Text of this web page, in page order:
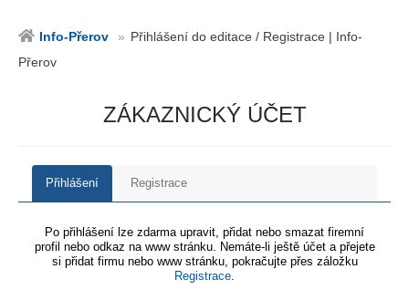
Info-Přerov
Přihlášení do editace / Registrace | Info-
Přerov
ZÁKAZNICKÝ ÚČET
Přihlášení Registrace
Po přihlášení lze zdarma upravit, přidat nebo smazat firemní
profil nebo odkaz na www stránku. Nemáte-li ještě účet a přejete
si přidat firmu nebo www stránku, pokračujte přes záložku
Registrace.